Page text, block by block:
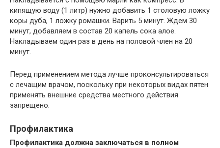
кипящую воду (1 литр) нужно добавить 1 столовую ложку
коры дуба, 1 ложку ромашки. Варить 5 минут. Ждем 30
минут, добавляем в состав 20 капель сока алое.
Накладываем один раз в день на половой член на 20
минут.
Перед применением метода лучше проконсультироваться
с лечащим врачом, поскольку при некоторых видах пятен
применять внешние средства местного действия
запрещено.
Профилактика
Профилактика должна заключаться в полном